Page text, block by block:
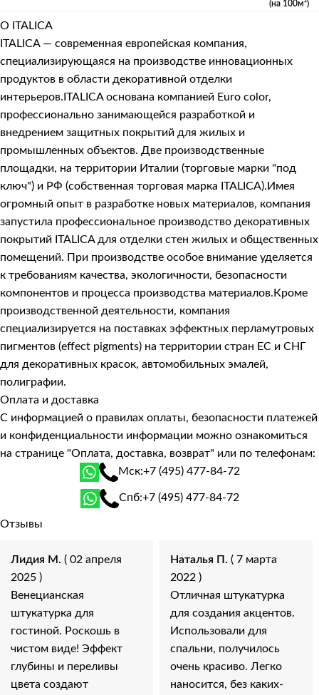
(на 100м²)
О ITALICA
ITALICA — современная европейская компания,
специализирующаяся на производстве инновационных
продуктов в области декоративной отделки
интерьеров.ITALICA основана компанией Euro color,
профессионально занимающейся разработкой и
внедрением защитных покрытий для жилых и
промышленных объектов. Две производственные
площадки, на территории Италии (торговые марки "под
ключ") и РФ (собственная торговая марка ITALICA).Имея
огромный опыт в разработке новых материалов, компания
запустила профессиональное производство декоративных
покрытий ITALICA для отделки стен жилых и общественных
помещений. При производстве особое внимание уделяется
к требованиям качества, экологичности, безопасности
компонентов и процесса производства материалов.Кроме
производственной деятельности, компания
специализируется на поставках эффектных перламутровых
пигментов (effect pigments) на территории стран ЕС и СНГ
для декоративных красок, автомобильных эмалей,
полиграфии.
Оплата и доставка
С информацией о правилах оплаты, безопасности платежей
и конфиденциальности информации можно ознакомиться
на странице "Оплата, доставка, возврат" или по телефонам:
Мск:+7 (495) 477-84-72
Спб:+7 (495) 477-84-72
Отзывы
Лидия М. ( 02 апреля
2025 )
Венецианская
штукатурка для
гостиной. Роскошь в
чистом виде! Эффект
глубины и переливы
цвета создают
Наталья П. ( 7 марта
2022 )
Отличная штукатурка
для создания акцентов.
Использовали для
спальни, получилось
очень красиво. Легко
наносится, без каких-